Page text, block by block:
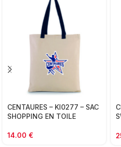
CENTAURES – KI0277 – SAC
SHOPPING EN TOILE
14.00 €